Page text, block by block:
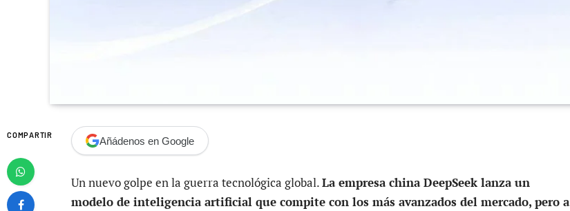
COMPARTIR Añádenos en Google
Un nuevo golpe en la guerra tecnológica global.La empresa china DeepSeek lanza un
modelo de inteligencia artificial que compite con los más avanzados del mercado, pero a